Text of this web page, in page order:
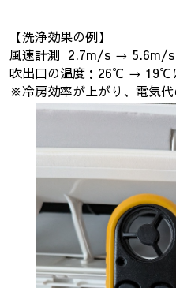
【洗浄効果の例】
風速計測 2.7m/s → 5.6m/s
吹出口の温度：26℃ → 19℃
※冷房効率が上がり、電気代